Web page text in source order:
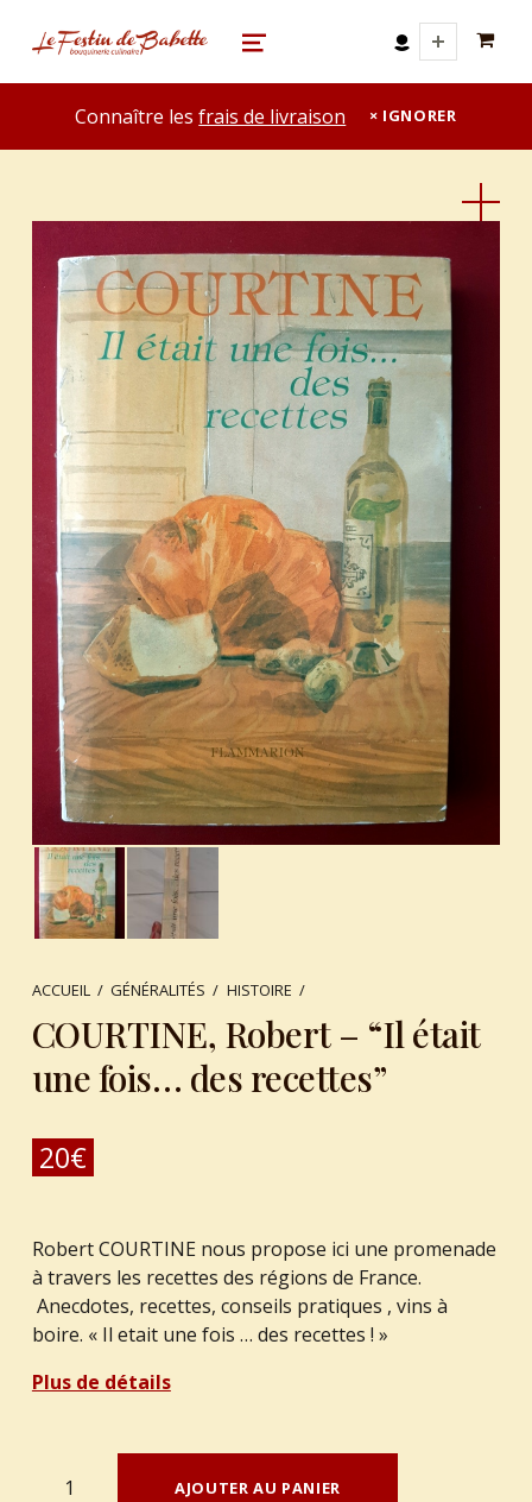
le festin de babette
"LE FESTIN DE BABETTE" – BOUQUINERIE GASTRONOMIQUE MENU
Connaître lesfrais de livraison IGNORER
ACCUEIL / GÉNÉRALITÉS / HISTOIRE /
COURTINE, Robert – “Il était
une fois… des recettes”
20€
Robert COURTINE nous propose ici une promenade
à travers les recettes des régions de France.
Anecdotes, recettes, conseils pratiques , vins à
boire. « Il etait une fois … des recettes ! »
Plus de détails
AJOUTER AU PANIER